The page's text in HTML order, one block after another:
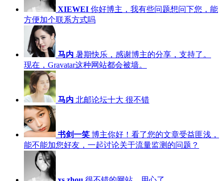
XIEWEI 你好博主，我有些问题想问下您，能
方便加个联系方式吗
马内 暑期快乐，感谢博主的分享，支持了。
现在，Gravatar这种网站都会被墙。
马内 北邮论坛十大 很不错
书剑一笑 博主你好！看了您的文章受益匪浅，
能不能加您好友，一起讨论关于流量监测的问题？